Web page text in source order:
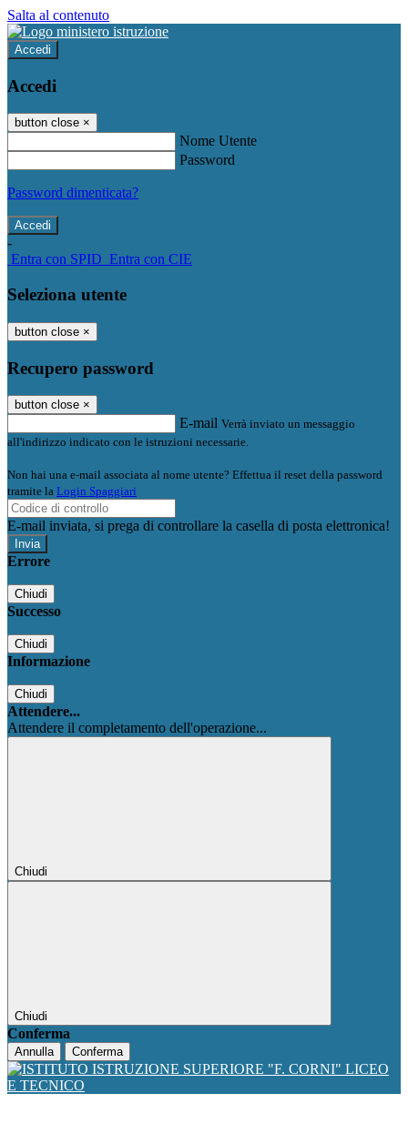
Salta al contenuto
Accedi
Accedi
button close ×
Nome Utente
Password
Password dimenticata?
-
Entra con SPID Entra con CIE
Seleziona utente
button close ×
Recupero password
button close ×
E-mail Verrà inviato un messaggio
all'indirizzo indicato con le istruzioni necessarie.
Non hai una e-mail associata al nome utente? Effettua il reset della password
tramite la Login Spaggiari
E-mail inviata, si prega di controllare la casella di posta elettronica!
Errore
Chiudi
Successo
Chiudi
Informazione
Chiudi
Attendere...
Attendere il completamento dell'operazione...
Chiudi
Chiudi
Conferma
Annulla Conferma